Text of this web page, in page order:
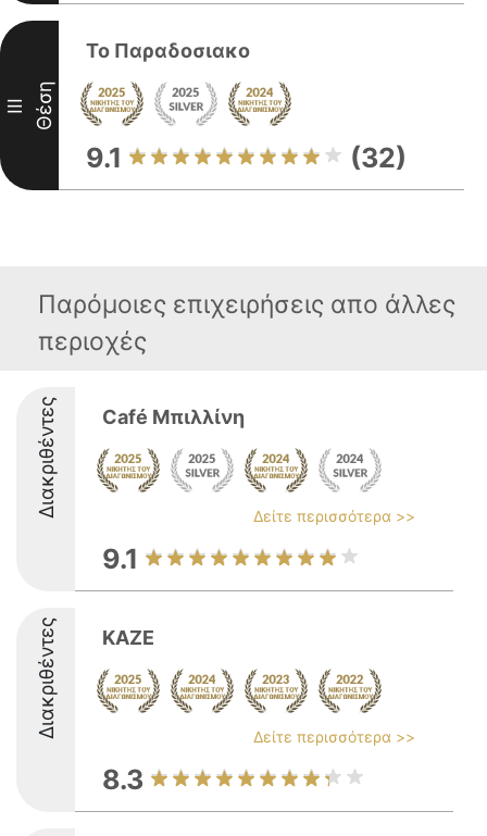
III Θέση
Το Παραδοσιακο
9.1 (32)
Παρόμοιες επιχειρήσεις απο άλλες
περιοχές
Διακριθέντες Café Μπιλλίνη
Δείτε περισσότερα >>
9.1
Διακριθέντες KAZE
Δείτε περισσότερα >>
8.3